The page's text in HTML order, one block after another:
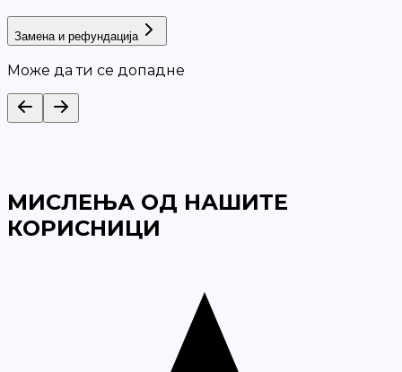
Замена и рефундација
Може да ти се допадне
МИСЛЕЊА ОД НАШИТЕ
КОРИСНИЦИ